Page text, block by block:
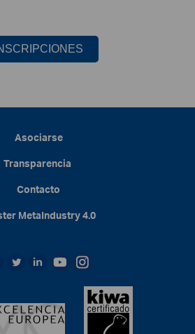
Asociarse
Transparencia
Contacto
MetaIndustry4.0